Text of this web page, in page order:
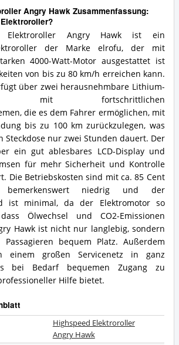
Angry Hawk Zusammenfassung:
Elektroroller Angry Hawk ist ein
der Marke elrofu, der mit
4000-Watt-Motor ausgestattet ist
von bis zu 80 km/h erreichen kann.
über zwei herausnehmbare Lithium-
mit fortschrittlichen
die es dem Fahrer ermöglichen, mit
bis zu 100 km zurückzulegen, was
Steckdose nur zwei Stunden dauert. Der
ein gut ablesbares LCD-Display und
für mehr Sicherheit und Kontrolle
Die Betriebskosten sind mit ca. 85 Cent
niedrig und der
ist minimal, da der Elektromotor so
Ölwechsel und CO2-Emissionen
Hawk ist nicht nur langlebig, sondern
bequem Platz. Außerdem
einem großen Servicenetz in ganz
bei Bedarf bequemen Zugang zu
Hilfe bietet.
Highspeed Elektroroller
Angry Hawk